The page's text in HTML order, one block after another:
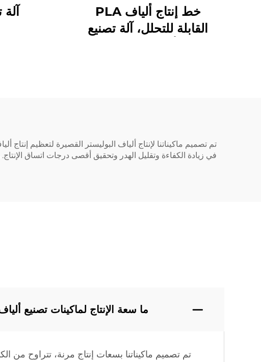
خط إنتاج ألياف PLA
القابلة للتحلل، آلة تصنيع
تم تصميم ماكيناتنا لإنتاج ألياف البوليستر القصيرة لتعظيم إنتاج
في زيادة الكفاءة وتقليل الهدر وتحقيق أقصى درجات اتساق
ما سعة الإنتاج لماكينات تصنيع
تم تصميم ماكيناتنا بسعات إنتاج مرنة، تتراوح